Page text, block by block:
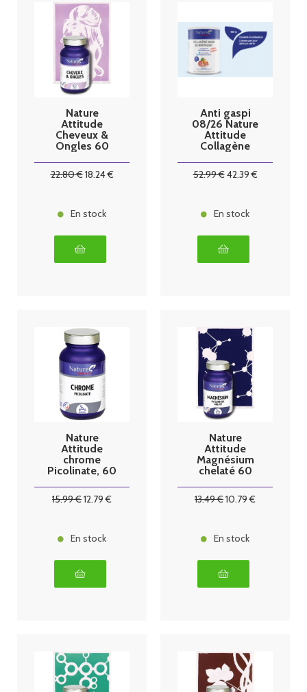
Nature
Attitude
Cheveux &
Ongles 60
22.80€18.24€
En stock
Anti gaspi
08/26 Nature
Attitude
Collagène
G
52.99€42.39€
En stock
Nature
Attitude
chrome
Picolinate, 60
15.99€12.79 €
En stock
Nature
Attitude
Magnésium
chelaté 60
13.49€10.79 €
En stock